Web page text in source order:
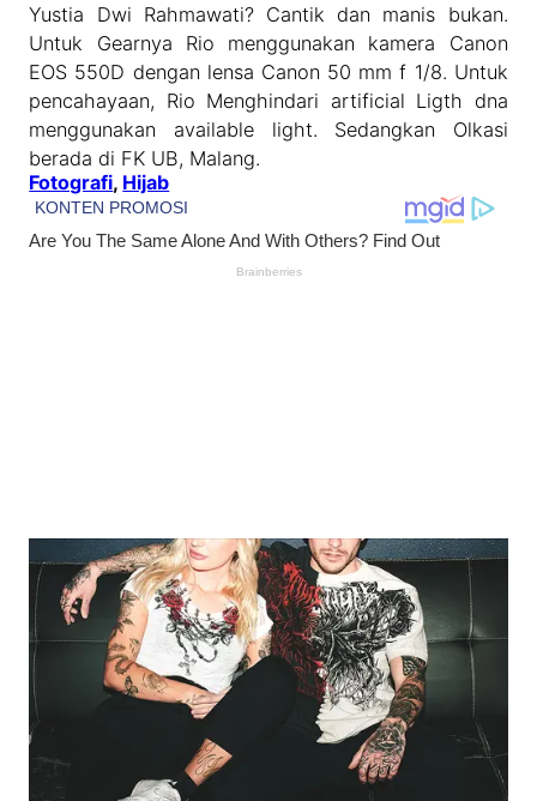
Yustia Dwi Rahmawati? Cantik dan manis bukan.
Untuk Gearnya Rio menggunakan kamera Canon
EOS 550D dengan lensa Canon 50 mm f 1/8. Untuk
pencahayaan, Rio Menghindari artificial Ligth dna
menggunakan available light. Sedangkan Olkasi
berada di FK UB, Malang.
Fotografi, Hijab